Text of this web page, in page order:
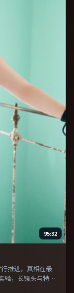
95:32
推进，真相在最
验，长镜头与特写
表达，口碑潜力不